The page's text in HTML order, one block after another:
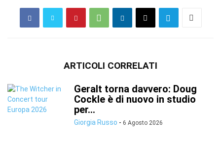
ARTICOLI CORRELATI
Geralt torna davvero: Doug
Cockle è di nuovo in studio
per...
Giorgia Russo - 6 Agosto 2026